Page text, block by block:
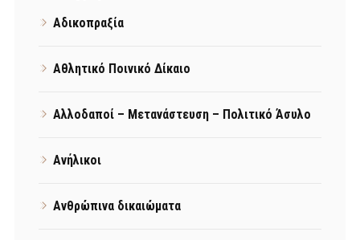
Αδικοπραξία
Αθλητικό Ποινικό Δίκαιο
Αλλοδαποί – Μετανάστευση – Πολιτικό Άσυλο
Ανήλικοι
Ανθρώπινα δικαιώματα